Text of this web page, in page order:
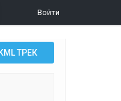
Войти
KMLТРЕК